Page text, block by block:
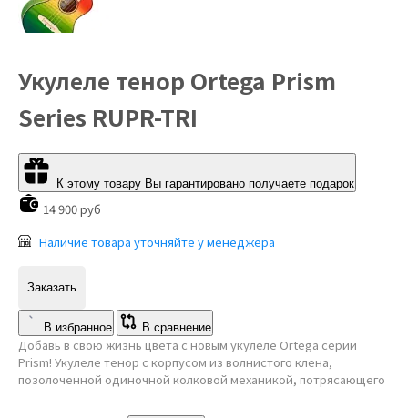
Укулеле тенор Ortega Prism
Series RUPR-TRI
К этому товару Вы гарантировано получаете подарок
14 900 руб
Наличие товара уточняйте у менеджера
Заказать
В избранное В сравнение
Добавь в свою жизнь цвета с новым укулеле Ortega серии
Prism! Укулеле тенор с корпусом из волнистого клена,
позолоченной одиночной колковой механикой, потрясающего